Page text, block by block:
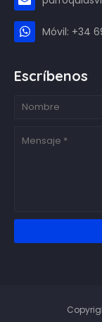
Móvil: +34
Escríbenos